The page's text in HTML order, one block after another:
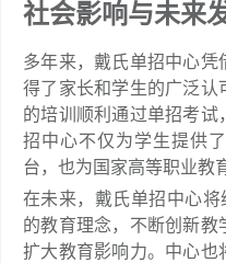
社会影响与未来
多年来，戴氏单招中心凭
得了家长和学生的广泛认
的培训顺利通过单招考
招中心不仅为学生提供
台，也为国家高等职业教
在未来，戴氏单招中心将
的教育理念，不断创新教
扩大教育影响力。中心也